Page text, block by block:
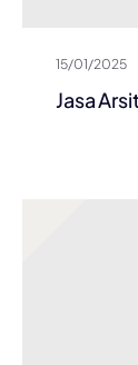
15/01/2025
Jasa